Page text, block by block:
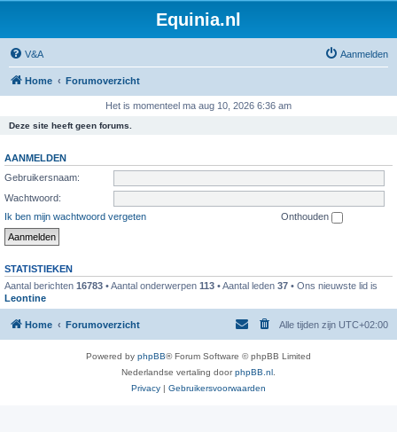
Equinia.nl
V&A Aanmelden
Home Forumoverzicht
Het is momenteel ma aug 10, 2026 6:36 am
Deze site heeft geen forums.
AANMELDEN
Gebruikersnaam:
Wachtwoord:
Ik ben mijn wachtwoord vergeten
Onthouden
STATISTIEKEN
Aantal berichten 16783 • Aantal onderwerpen 113 • Aantal leden 37 • Ons nieuwste lid is
Leontine
Home Forumoverzicht Alle tijden zijn UTC+02:00
Powered by phpBB® Forum Software © phpBB Limited
Nederlandse vertaling doorphpBB.nl
Privacy | Gebruikersvoorwaarden